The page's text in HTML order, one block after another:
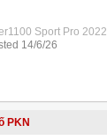
Sport Pro 2022
14/6/26
PKN